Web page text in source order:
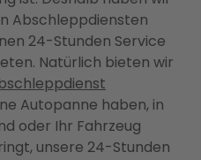
Abschleppdiensten
24-Stunden Service
Natürlich bieten wir
Autopanne haben, in
oder Ihr Fahrzeug
unsere 24-Stunden